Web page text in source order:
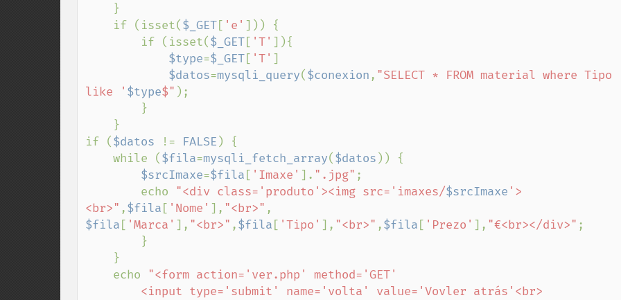
    if (isset(
$_GET[ 'e' ])) {
        if (isset(
$_GET[ 'T' ]){
$type=$_GET[ 'T' ]
$datos=mysqli_query($conexion , "SELECT * FROM material where Tipo
like ' $type$" );
if ($datos != FALSE ) {
    while (
$fila=mysqli_fetch_array($datos )) {
$srcImaxe=$fila [ 'Imaxe' ]. ".jpg" ;
        echo
"<div class='produto'><img src='imaxes/$srcImaxe '>
<br>" ,$fila [ 'Nome' ], "<br>"
$fila [ 'Marca' ], "<br>" ,$fila [ 'Tipo' ], "<br>" ,$fila [ 'Prezo' ], "€<br></div>" ;
    echo
"<form action='ver.php' method='GET'